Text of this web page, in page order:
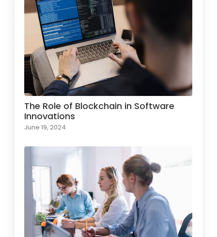
The Role of Blockchain in Software
Innovations
June 19, 2024